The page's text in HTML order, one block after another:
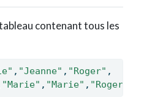
contenant tous les
, "Jeanne" , "Roger" ,
"Marie" , "Marie" , "Roger"